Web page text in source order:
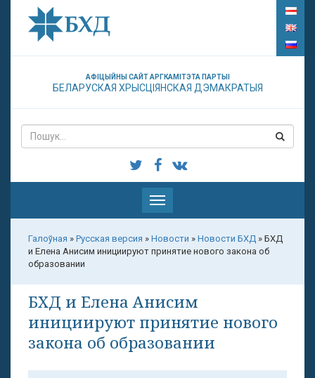
АФІЦЫЙНЫ САЙТ АРГКАМІТЭТА ПАРТЫІ
БЕЛАРУСКАЯ ХРЫСЦІЯНСКАЯ ДЭМАКРАТЫЯ
Паказаць
меню
Галоўная » Русская версия » Новости » Новости БХД » БХД
и Елена Анисим инициируют принятие нового закона об
образовании
БХД и Елена Анисим
инициируют принятие нового
закона об образовании